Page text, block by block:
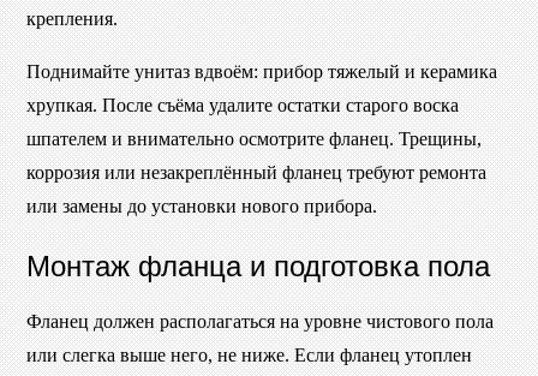
крепления.
Поднимайте унитаз вдвоём: прибор тяжелый и керамика
хрупкая. После съёма удалите остатки старого воска
шпателем и внимательно осмотрите фланец. Трещины,
коррозия или незакреплённый фланец требуют ремонта
или замены до установки нового прибора.
Монтаж фланца и подготовка пола
Фланец должен располагаться на уровне чистового пола
или слегка выше него, не ниже. Если фланец утоплен